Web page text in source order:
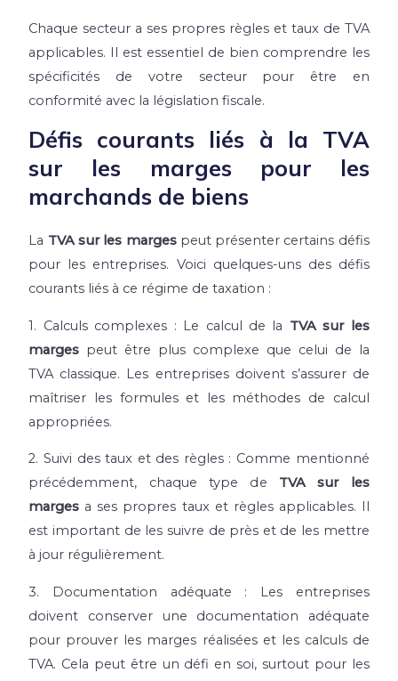
Chaque secteur a ses propres règles et taux de TVA
applicables. Il est essentiel de bien comprendre les
spécificités de votre secteur pour être en
conformité avec la législation fiscale.
Défis courants liés à la TVA
sur les marges pour les
marchands de biens
La TVA sur les margespeut présenter certains défis
pour les entreprises. Voici quelques-uns des défis
courants liés à ce régime de taxation :
1. Calculs complexes : Le calcul de la TVA sur les
marges peut être plus complexe que celui de la
TVA classique. Les entreprises doivent s’assurer de
maîtriser les formules et les méthodes de calcul
appropriées.
2. Suivi des taux et des règles : Comme mentionné
précédemment, chaque type de TVA sur les
marges a ses propres taux et règles applicables. Il
est important de les suivre de près et de les mettre
à jour régulièrement.
3. Documentation adéquate : Les entreprises
doivent conserver une documentation adéquate
pour prouver les marges réalisées et les calculs de
TVA. Cela peut être un défi en soi, surtout pour les